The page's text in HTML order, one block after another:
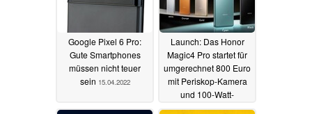
Google Pixel 6 Pro:
Gute Smartphones
müssen nicht teuer
sein 15.04.2022
Launch: Das Honor
Magic4 Pro startet für
umgerechnet 800 Euro
mit Periskop-Kamera
und 100-Watt-
Charging15.04.2022